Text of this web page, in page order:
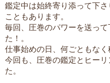
鑑定中は始終寄り添って下
こともあります。
毎回、圧巻のパワーを送っ
た！。
仕事始めの日、何ごともなく
今回も、圧巻の鑑定とヒー
た。